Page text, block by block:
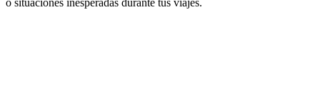
o situaciones inesperadas durante tus viajes.